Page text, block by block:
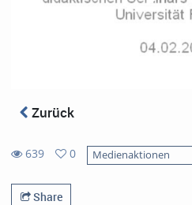
Zurück
639
views
0
favorites
Medienaktionen
Share